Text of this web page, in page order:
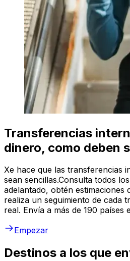
Transferencias
dinero, como deben
Xe hace que las transferencias
sean sencillas.Consulta todos
adelantado, obtén estimaciones
realiza un seguimiento de cada
real. Envía a más de 190 países
Empezar
Destinos a los que